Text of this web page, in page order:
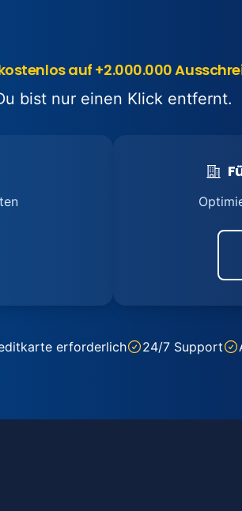
auf +2.000.000
bist nur einen Klick entfernt.
erforderlich 24/7 Support